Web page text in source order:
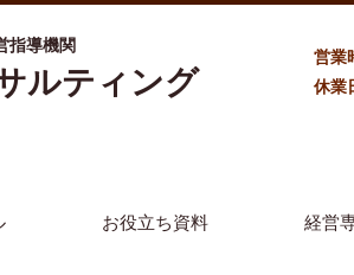
指導機関
ルティング
営業
休業
お役立ち資料 経営